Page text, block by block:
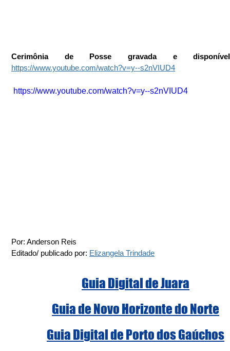
https://www.youtube.com/watch?v=y--s2nVIUD4
https://www.youtube.com/watch?v=y--s2nVIUD4
Por: Anderson Reis
Editado/ publicado por: Elizangela Trindade
Guia Digital de Juara
Guia de Novo Horizonte do Norte
Guia Digital de Porto dos Gaúchos